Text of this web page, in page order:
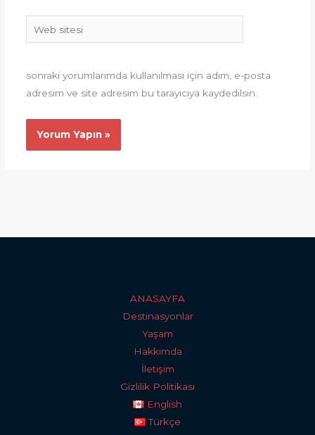
sitesi
sonraki yorumlarımda kullanılması için adım, e-posta
adresim ve site adresim bu tarayıcıya kaydedilsin.
ANASAYFA
Destinasyonlar
Yaşam
Hakkımda
İletişim
Gizlilik Politikası
English
Türkçe